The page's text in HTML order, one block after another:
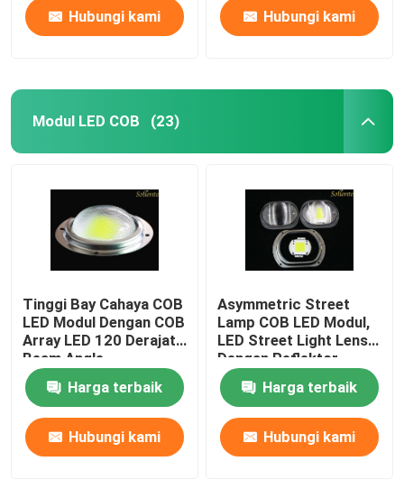
Hubungi kami Hubungi kami
Modul LED COB (23)
Tinggi Bay Cahaya COB
LED Modul Dengan COB
Array LED 120 Derajat
Beam Angle
Harga terbaik
Hubungi kami
Asymmetric Street
Lamp COB LED Modul,
LED Street Light Lens
Dengan Reflektor
Harga terbaik
Hubungi kami